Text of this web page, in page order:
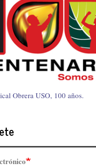
Obrera USO, 100 años.